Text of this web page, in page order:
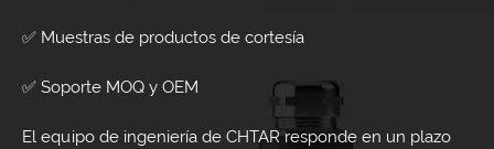
✅ Muestras de productos de cortesía
✅ Soporte MOQ y OEM
El equipo de ingeniería de CHTAR responde en un plazo